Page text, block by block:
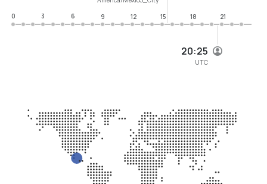
20:25
UTC
0
3 6 9 12 15 18 21